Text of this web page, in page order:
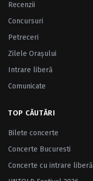
Recenzii
Concursuri
Petreceri
Zilele Oraşului
Intrare liberă
Comunicate
TOP CĂUTĂRI
Bilete concerte
Concerte Bucuresti
Concerte cu intrare liberă